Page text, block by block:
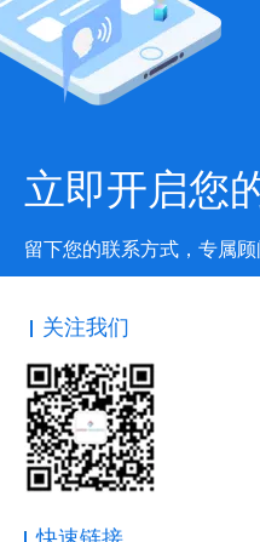
立即开启您
留下您的联系方式，专属
关注我们